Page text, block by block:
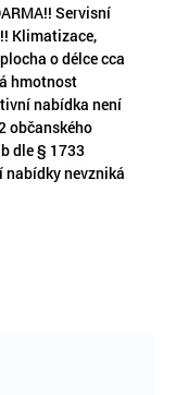
Servisní
Klimatizace,
o délce cca
hmotnost
nabídka není
občanského
dle § 1733
nevzniká